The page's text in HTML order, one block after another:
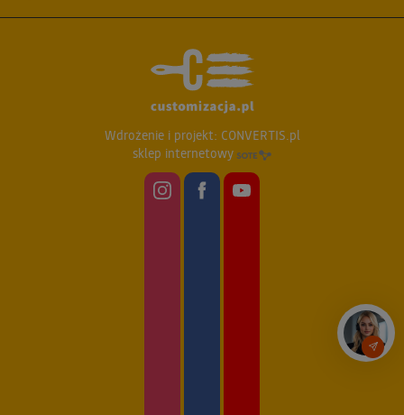
Wdrożenie i projekt: CONVERTIS.pl
sklep internetowy